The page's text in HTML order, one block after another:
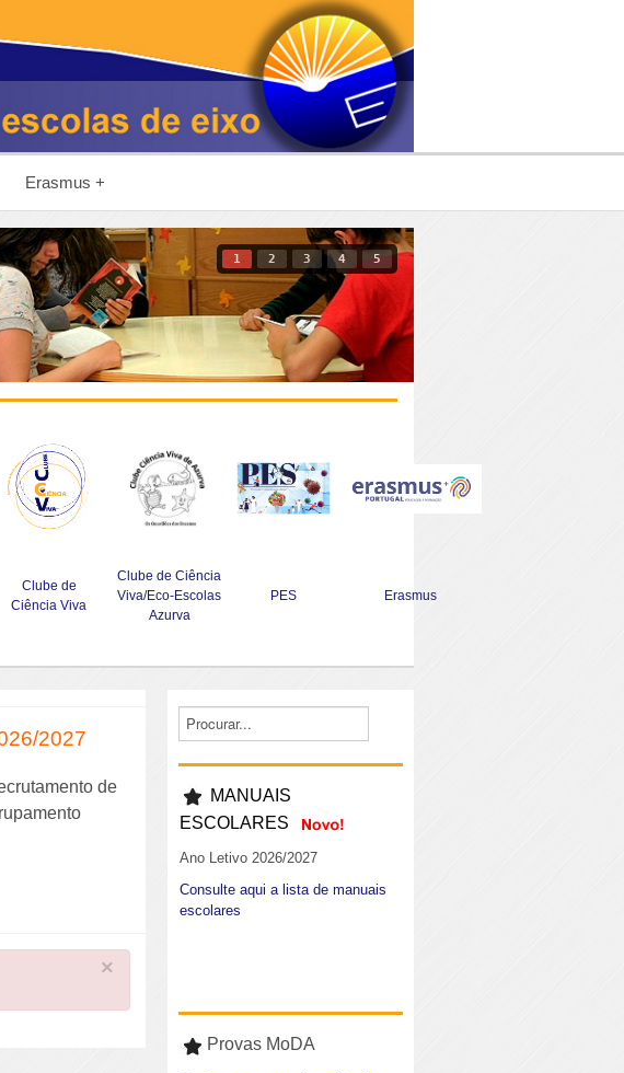
Erasmus +
1 2 3 4 5
Clube de
Ciência Viva
Clube de Ciência
Viva/Eco-Escolas
Azurva
PES Erasmus
2027
de
×
MANUAIS
ESCOLARES
Ano Letivo 2026/2027
Consulte aqui a lista de manuais
escolares
Provas MoDA